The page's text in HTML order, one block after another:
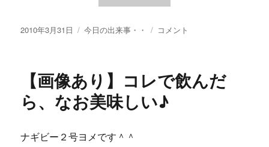
投
2010年3月31日
カ
ー
今日の出来事・・
【画
ド
タ
コメント
【画像あり】コレで飲んだ
ら、なお美味しい♪
ナギビー２号ヨメです＾＾